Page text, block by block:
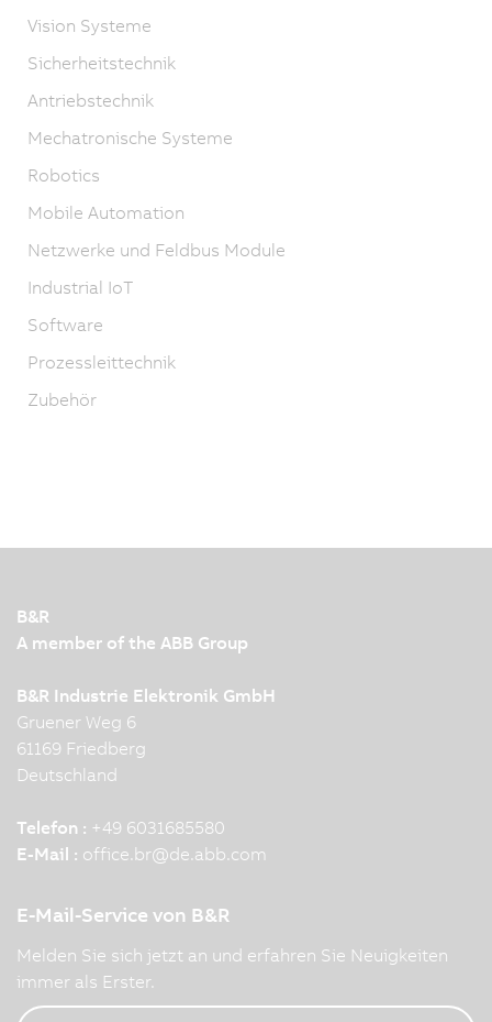
Vision Systeme
Sicherheitstechnik
Antriebstechnik
Mechatronische Systeme
Robotics
Mobile Automation
Netzwerke und Feldbus Module
Industrial IoT
Software
Prozessleittechnik
Zubehör
B&R
A member of the ABB Group
B&R Industrie Elektronik GmbH
Gruener Weg 6
61169 Friedberg
Deutschland
Telefon : +49 6031685580
E-Mail : office.br@de.abb.com
E-Mail-Service von B&R
Melden Sie sich jetzt an und erfahren Sie Neuigkeiten
immer als Erster.